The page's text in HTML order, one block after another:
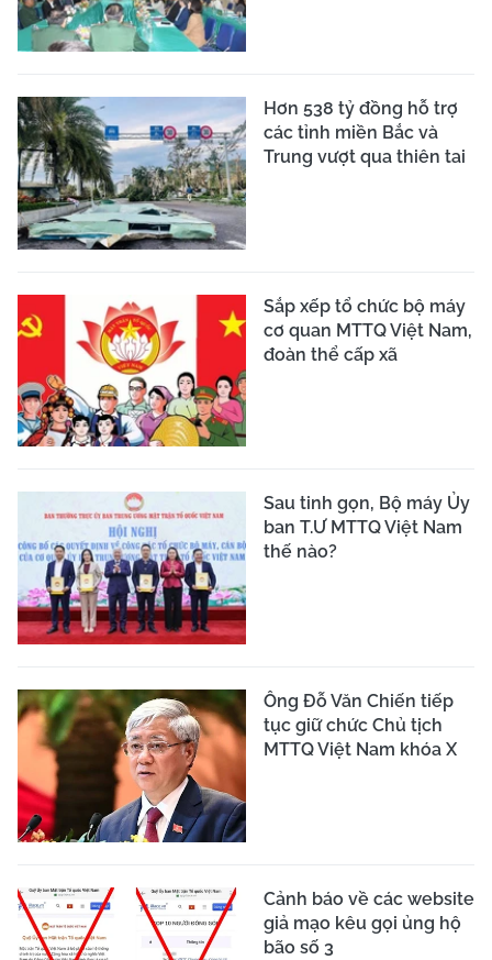
Hơn 538 tỷ đồng hỗ trợ
các tỉnh miền Bắc và
Trung vượt qua thiên tai
Sắp xếp tổ chức bộ máy
cơ quan MTTQ Việt Nam,
đoàn thể cấp xã
Sau tinh gọn, Bộ máy Ủy
ban T.Ư MTTQ Việt Nam
thế nào?
Ông Đỗ Văn Chiến tiếp
tục giữ chức Chủ tịch
MTTQ Việt Nam khóa X
Cảnh báo về các website
giả mạo kêu gọi ủng hộ
bão số 3